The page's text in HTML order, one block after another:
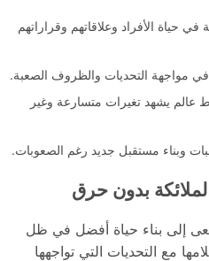
في حياة الأفراد وعلاقاتهم وقراراتهم
في مواجهة التحديات والظروف الصعبة.
عالم يشهد تغيرات متسارعة وغير
وبناء مستقبل جديد رغم الصعوبات.
بدون حرق
إلى بناء حياة أفضل في ظل
مع التحديات التي تواجهها